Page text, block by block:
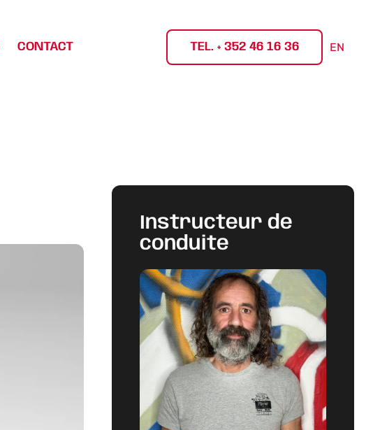
CONTACT TEL. + 352 46 16 36 EN
Instructeur de
conduite